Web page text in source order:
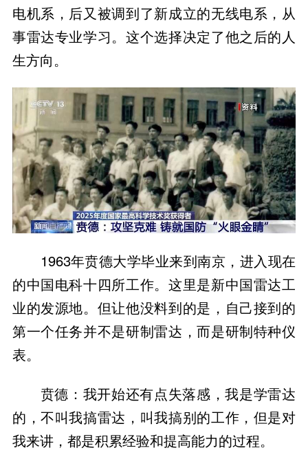
电机系，后又被调到了新成立的无线电系，从
事雷达专业学习。这个选择决定了他之后的人
生方向。
1963年贲德大学毕业来到南京，进入现在
的中国电科十四所工作。这里是新中国雷达工
业的发源地。但让他没料到的是，自己接到的
第一个任务并不是研制雷达，而是研制特种仪
表。
贲德：我开始还有点失落感，我是学雷达
的，不叫我搞雷达，叫我搞别的工作，但是对
我来讲，都是积累经验和提高能力的过程。